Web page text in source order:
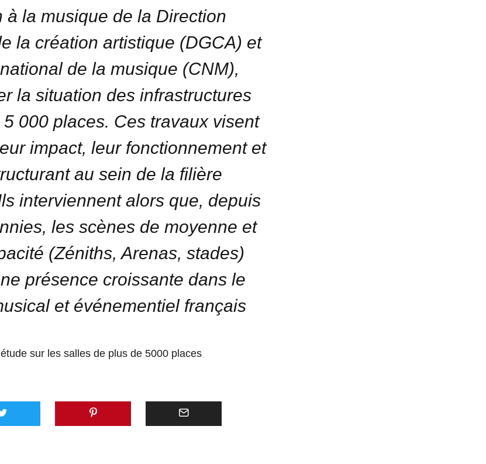
à la musique de la Direction
la création artistique (DGCA) et
de la musique (CNM),
la situation des infrastructures
000 places. Ces travaux visent
impact, leur fonctionnement et
au sein de la filière
interviennent alors que, depuis
les scènes de moyenne et
(Zéniths, Arenas, stades)
présence croissante dans le
et événementiel français
sur les salles de plus de 5000 places